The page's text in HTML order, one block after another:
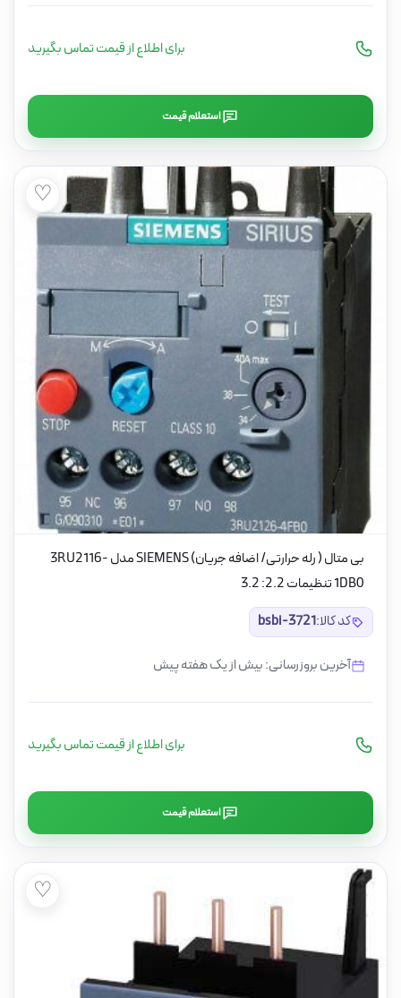
برای اطلاع از قیمت تماس بگیرید
استعلام قیمت
♡
بی متال ( رله حرارتی/ اضافه جریان) SIEMENS مدل 3RU2116-
1DB0 تنظیمات 2.2: 3.2
کد کالا:bsbi-3721
آخرین بروزرسانی: بیش از یک هفته پیش
برای اطلاع از قیمت تماس بگیرید
استعلام قیمت
♡